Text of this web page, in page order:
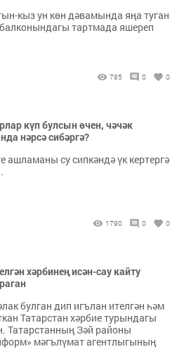
кыз ун көн дәвамында яңа туган
тартмада яшереп
785 0 0
күп булсын өчен, чәчәк
нәрсә сибәргә?
ашламаны су сипкәндә үк кертергә
1790 0 0
хәрбинең исән-сау кайту
булган дип игълан ителгән һәм
Татарстан хәрбие турындагы
Татарстанның Зәй районы
мәгълүмат агентлыгының